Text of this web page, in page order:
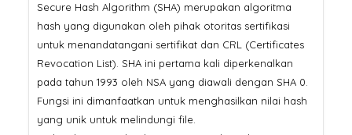
Secure Hash Algorithm (SHA) merupakan algoritma
hash yang digunakan oleh pihak otoritas sertifikasi
untuk menandatangani sertifikat dan CRL (Certificates
Revocation List). SHA ini pertama kali diperkenalkan
pada tahun 1993 oleh NSA yang diawali dengan SHA 0.
Fungsi ini dimanfaatkan untuk menghasilkan nilai hash
yang unik untuk melindungi file.